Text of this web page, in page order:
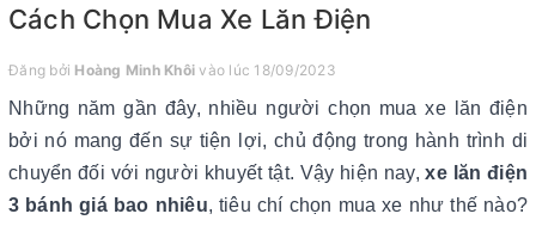
Cách Chọn Mua Xe Lăn Điện
Đăng bởi Hoàng Minh Khôi vào lúc 18/09/2023
Những năm gần đây, nhiều người chọn mua xe lăn điện
bởi nó mang đến sự tiện lợi, chủ động trong hành trình di
chuyển đối với người khuyết tật. Vậy hiện nay,xe lăn điện
3 bánh giá bao nhiêu, tiêu chí chọn mua xe như thế nào?